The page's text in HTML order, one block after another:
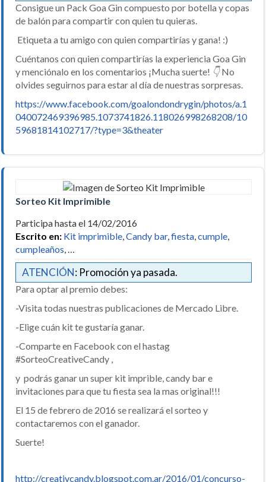
Consigue un Pack Goa Gin compuesto por botella y copas
de balón para compartir con quien tu quieras.
Etiqueta a tu amigo con quien compartirías y gana! :)
Cuéntanos con quien compartirías la experiencia Goa Gin
y menciónalo en los comentarios ¡Mucha suerte! 👇No
olvides seguirnos para estar al día de nuestras sorpresas.
https://www.facebook.com/goalondondrygin/photos/a.1
040072469396985.1073741826.118026998268208/10
59681814102717/?type=3&theater
Sorteo Kit Imprimible
Participa hasta el 14/02/2016
Escrito en: Kit imprimible,Candy bar,fiesta,cumple,
cumpleaños, …
ATENCIÓN: Promoción ya pasada.
Para optar al premio debes:
-Visita todas nuestras publicaciones de Mercado Libre.
-Elige cuán kit te gustaría ganar.
-Comparte en Facebook con el hastag
#SorteoCreativeCandy ,
y podrás ganar un super kit imprible, candy bar e
invitaciones para que tu fiesta sea la mas original!!!
El 15 de febrero de 2016 se realizará el sorteo y
contactaremos con el ganador.
Suerte!
http://creativcandy.blogspot.com.ar/2016/01/concurso-